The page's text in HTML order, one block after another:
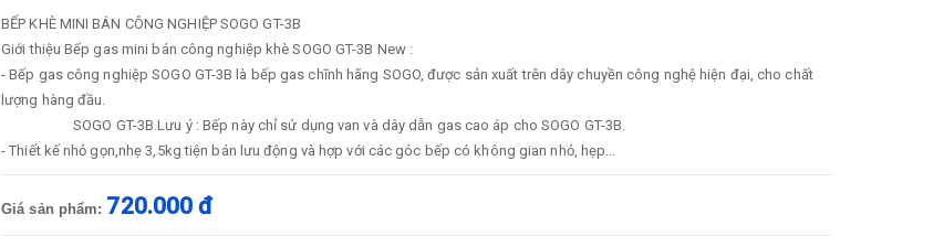
BẾP KHÈ MINI BÁN CÔNG NGHIỆP SOGO GT-3B
Giới thiệu Bếp gas mini bán công nghiệp khè SOGO GT-3B New :
- Bếp gas công nghiệp SOGO GT-3B là bếp gas chĩnh hãng SOGO, được sản xuất trên dây chuyền công nghệ hiện đại, cho chất
lượng hàng đầu.
SOGO GT-3B.Lưu ý : Bếp này chỉ sử dụng van và dây dẫn gas cao áp cho SOGO GT-3B.
- Thiết kế nhỏ gọn,nhẹ 3,5kg tiện bán lưu động và hợp với các góc bếp có không gian nhỏ, hẹp...
Giá sản phẩm: 720.000 đ